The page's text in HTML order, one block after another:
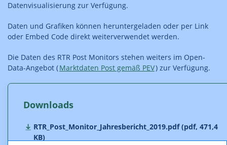
Datenvisualisierung zur Verfügung.
Daten und Grafiken können heruntergeladen oder per Link
oder Embed Code direkt weiterverwendet werden.
Die Daten des RTR Post Monitors stehen weiters im Open-
Data-Angebot (Marktdaten Post gemäß PEV) zur Verfügung.
Downloads
RTR_Post_Monitor_Jahresbericht_2019.pdf (pdf, 471,4
KB)